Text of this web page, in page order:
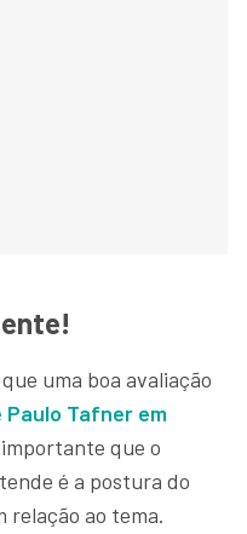
uma boa avaliação
Paulo Tafner em
importante que o
é a postura do
relação ao tema.